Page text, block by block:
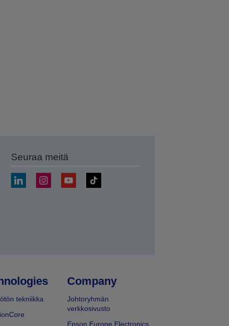
Seuraa meitä
tekniikka
Company
Johtoryhmän
verkkosivusto
Epson Europe Electronics